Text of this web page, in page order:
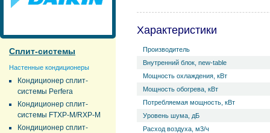
Сплит-системы
Настенные кондиционеры
Кондиционер сплит-
системы Perfera
Кондиционер сплит-
системы FTXP-M/RXP-M
Кондиционер сплит-
Характеристики
Производитель
Внутренний блок, new-table
Мощность охлаждения, кВт
Мощность обогрева, кВт
Потребляемая мощность, кВт
Уровень ш­ума, дБ
Расход воздуха, м3/ч